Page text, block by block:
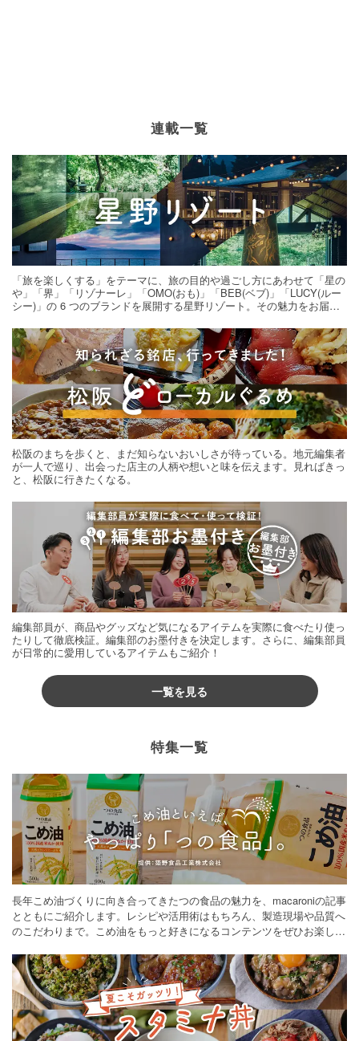
連載一覧
「旅を楽しくする」をテーマに、旅の目的や過ごし方にあわせて「星の
や」「界」「リゾナーレ」「OMO(おも)」「BEB(ベブ)」「LUCY(ルー
シー)」の 6 つのブランドを展開する星野リゾート。その魅力をお届け
松阪のまちを歩くと、まだ知らないおいしさが待っている。地元編集者
が一人で巡り、出会った店主の人柄や想いと味を伝えます。見ればきっ
と、松阪に行きたくなる。
編集部員が、商品やグッズなど気になるアイテムを実際に食べたり使っ
たりして徹底検証。編集部のお墨付きを決定します。さらに、編集部員
が日常的に愛用しているアイテムもご紹介！
一覧を見る
特集一覧
長年こめ油づくりに向き合ってきたつの食品の魅力を、macaroniの記事
とともにご紹介します。レシピや活用術はもちろん、製造現場や品質へ
のこだわりまで。こめ油をもっと好きになるコンテンツをぜひお楽しみ